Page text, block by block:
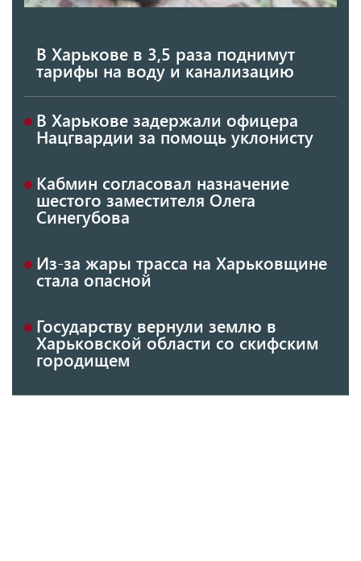
В Харькове в 3,5 раза поднимут
тарифы на воду и канализацию
В Харькове задержали офицера
Нацгвардии за помощь уклонисту
Кабмин согласовал назначение
шестого заместителя Олега
Синегубова
Из-за жары трасса на Харьковщине
стала опасной
Государству вернули землю в
Харьковской области со скифским
городищем